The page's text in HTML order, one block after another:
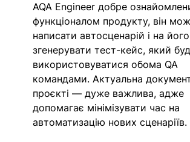
AQA Engineer добре
функціоналом продукту, він
написати автосценарій і на
згенерувати тест-кейс, який
використовуватися обома QA
командами. Актуальна
проєкті — дуже важлива, адже
допомагає мінімізувати час на
автоматизацію нових сценаріїв.